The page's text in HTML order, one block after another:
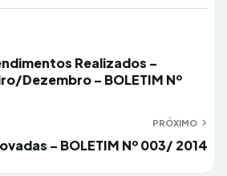
Realizados –
Dezembro – BOLETIM Nº
PRÓXIMO
– BOLETIM Nº 003/ 2014